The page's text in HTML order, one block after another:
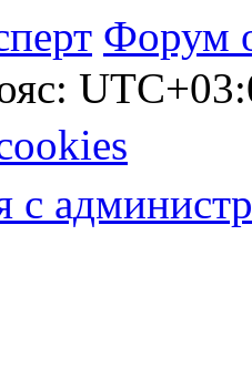
Форум
с